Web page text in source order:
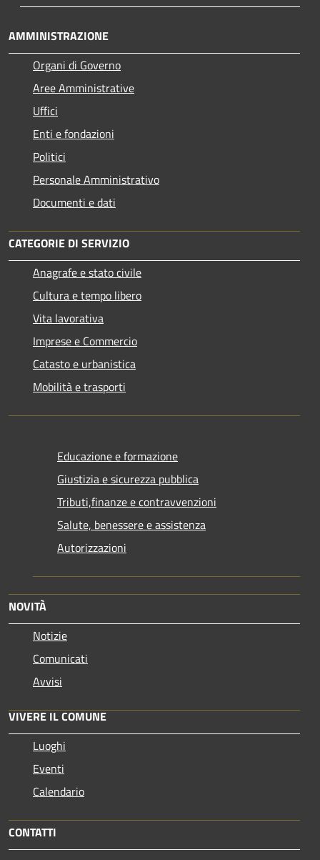
AMMINISTRAZIONE
Organi di Governo
Aree Amministrative
Uffici
Enti e fondazioni
Politici
Personale Amministrativo
Documenti e dati
CATEGORIE DI SERVIZIO
Anagrafe e stato civile
Cultura e tempo libero
Vita lavorativa
Imprese e Commercio
Catasto e urbanistica
Mobilità e trasporti
Educazione e formazione
Giustizia e sicurezza pubblica
Tributi,finanze e contravvenzioni
Salute, benessere e assistenza
Autorizzazioni
NOVITÀ
Notizie
Comunicati
Avvisi
VIVERE IL COMUNE
Luoghi
Eventi
Calendario
CONTATTI